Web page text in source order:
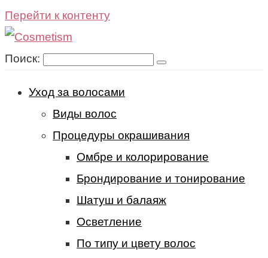
Перейти к контенту
Поиск:
Уход за волосами
Виды волос
Процедуры окрашивания
Омбре и колорирование
Брондирование и тонирование
Шатуш и балаяж
Осветление
По типу и цвету волос